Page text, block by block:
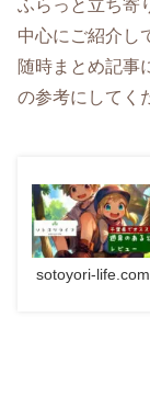
ふらっと立ち寄
中心にご紹介し
随時まとめ記事
の参考にしてく
sotoyori-life.com